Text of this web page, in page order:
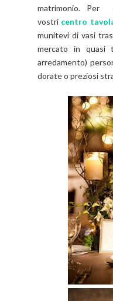
matrimonio. Per
vostri centro
munitevi di vasi
mercato in
arredamento)
dorate o preziosi